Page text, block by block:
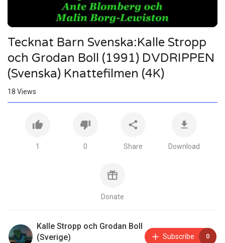
Tecknat Barn Svenska:Kalle Stropp
och Grodan Boll (1991) DVDRIPPEN
(Svenska) Knattefilmen (4K)
18 Views
1 0 Share Download
Donate
Kalle Stropp och Grodan Boll
(Sverige)
Subscribe 0